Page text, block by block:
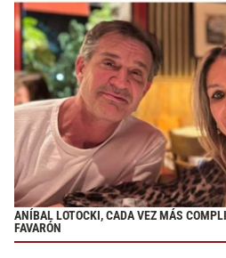
ANÍBAL LOTOCKI, CADA VEZ MÁS
FAVARÓN